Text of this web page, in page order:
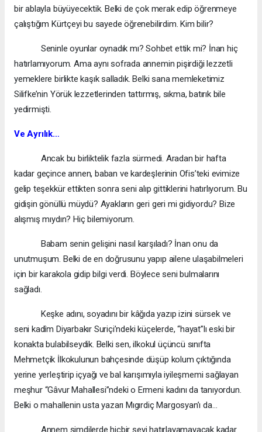
bir ablayla büyüyecektik. Belki de çok merak edip öğrenmeye
çalıştığım Kürtçeyi bu sayede öğrenebilirdim. Kim bilir?
Seninle oyunlar oynadık mı? Sohbet ettik mi? İnan hiç
hatırlamıyorum. Ama aynı sofrada annemin pişirdiği lezzetli
yemeklere birlikte kaşık salladık. Belki sana memleketimiz
Silifke’nin Yörük lezzetlerinden tattırmış, sıkma, batırık bile
yedirmişti.
Ve Ayrılık…
Ancak bu birliktelik fazla sürmedi. Aradan bir hafta
kadar geçince annen, baban ve kardeşlerinin Ofis’teki evimize
gelip teşekkür ettikten sonra seni alıp gittiklerini hatırlıyorum. Bu
gidişin gönüllü müydü? Ayakların geri geri mi gidiyordu? Bize
alışmış mıydın? Hiç bilemiyorum.
Babam senin gelişini nasıl karşıladı? İnan onu da
unutmuşum. Belki de en doğrusunu yapıp ailene ulaşabilmeleri
için bir karakola gidip bilgi verdi. Böylece seni bulmalarını
sağladı.
Keşke adını, soyadını bir kâğıda yazıp izini sürsek ve
seni kadîm Diyarbakır Suriçi’ndeki küçelerde, “hayat”lı eski bir
konakta bulabilseydik. Belki sen, ilkokul üçüncü sınıfta
Mehmetçik İlkokulunun bahçesinde düşüp kolum çıktığında
yerine yerleştirip içyağı ve bal karışımıyla iyileşmemi sağlayan
meşhur “Gâvur Mahallesi”ndeki o Ermeni kadını da tanıyordun.
Belki o mahallenin usta yazarı Mıgırdiç Margosyan’ı da…
Annem şimdilerde hiçbir şeyi hatırlayamayacak kadar